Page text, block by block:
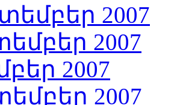
2007
2007
2007
2007